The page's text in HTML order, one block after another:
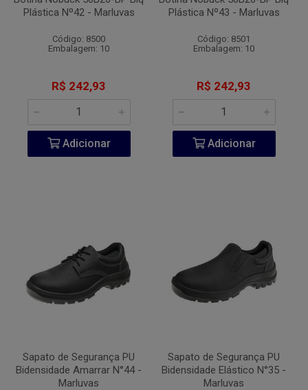
Plástica Nº42 - Marluvas
Código: 8500
Embalagem: 10
R$ 242,93
Adicionar
Plástica Nº43 - Marluvas
Código: 8501
Embalagem: 10
R$ 242,93
Adicionar
Sapato de Segurança PU
Bidensidade Amarrar N°44 -
Marluvas
Sapato de Segurança PU
Bidensidade Elástico N°35 -
Marluvas